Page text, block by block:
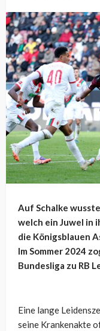
Auf Schalke
welch ein Juwel in
die Königsblauen
Im Sommer 2024
Bundesliga zu RB
Eine lange
seine Krankenakte